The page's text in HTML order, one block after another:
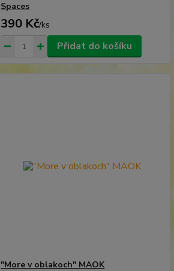
Spaces
390 Kč/ks
Přidat do košíku
"More v oblakoch" MAOK